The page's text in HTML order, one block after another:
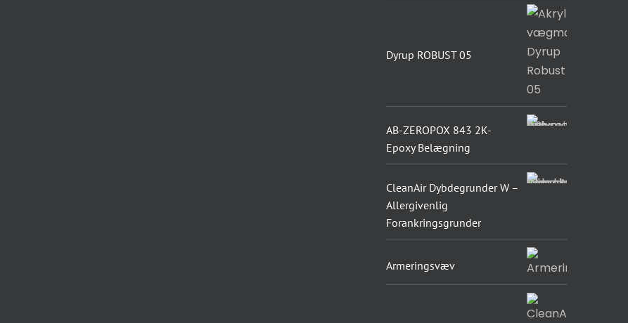
Dyrup ROBUST 05
AB-ZEROPOX 843 2K-
Epoxy Belægning
CleanAir Dybdegrunder W –
Allergivenlig
Forankringsgrunder
Armeringsvæv